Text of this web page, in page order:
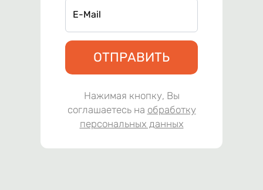
E-Mail
ОТПРАВИТЬ
Нажимая кнопку, Вы
соглашаетесь на обработку
персональных данных